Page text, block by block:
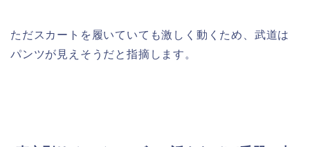
ただスカートを履いていても激しく動くため、武道は
パンツが見えそうだと指摘します。